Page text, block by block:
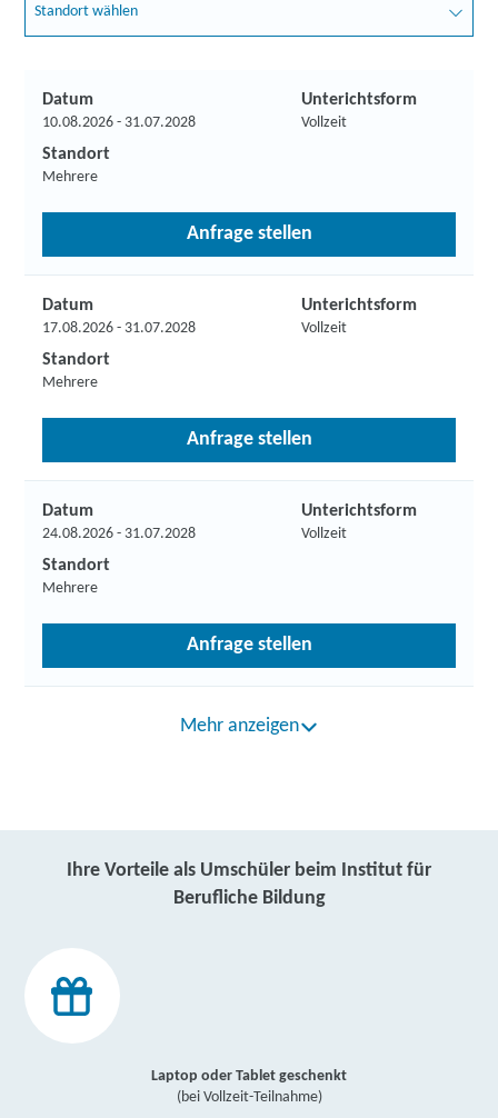
Standort wählen
Datum
10.08.2026 - 31.07.2028
Unterichtsform
Vollzeit
Standort
Mehrere
Anfrage stellen
Datum
17.08.2026 - 31.07.2028
Unterichtsform
Vollzeit
Standort
Mehrere
Anfrage stellen
Datum
24.08.2026 - 31.07.2028
Unterichtsform
Vollzeit
Standort
Mehrere
Anfrage stellen
Mehr anzeigen
Ihre Vorteile als Umschüler beim Institut für
Berufliche Bildung
Laptop oder Tablet geschenkt
(bei Vollzeit-Teilnahme)